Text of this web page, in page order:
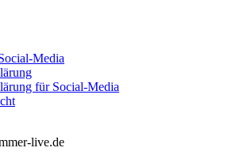
Media
für Social-Media
live.de